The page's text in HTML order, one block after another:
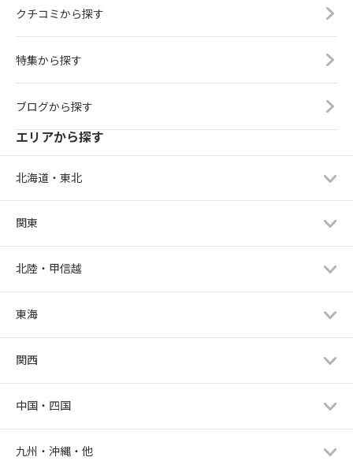
クチコミから探す
特集から探す
ブログから探す
エリアから探す
北海道・東北
関東
北陸・甲信越
東海
関西
中国・四国
九州・沖縄・他